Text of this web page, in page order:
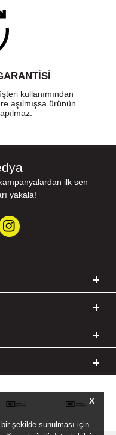
X
şekilde sunulması için
kullanımından
aşılmışsa ürünün
ilk sen
yakala!